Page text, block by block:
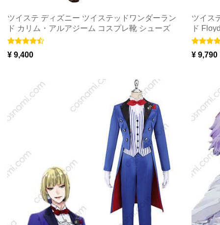
ツイステ ディズニー ツイステッドワンダーラン
ド カリム・アルアジーム コスプレ靴 シューズ
cosplay コスチューム 送料無料
¥ 9,400
ツイス
ド
cosplay
¥ 9,790